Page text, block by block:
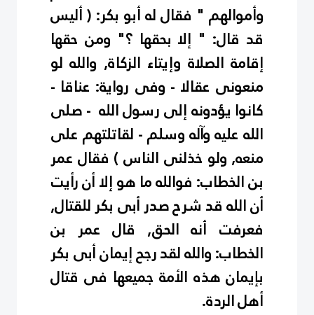
وأموالهم " فقال له أبو بكر: ( أليس
قد قال: " إلا بحقها ؟" ومن حقها
إقامة الصلاة وإيتاء الزكاة, والله لو
منعونى عقالا - وفى رواية: عناقا -
كانوا يؤدونه إلى رسول الله - صلى
الله عليه وآله وسلم - لقاتلتهم على
منعه, ولو خذلنى الناس ) فقال عمر
بن الخطاب: فوالله ما هو إلا أن رأيت
أن الله قد شرح صدر أبى بكر للقتال,
فعرفت أنه الحق, قال عمر بن
الخطاب: والله لقد رجح إيمان أبى بكر
بإيمان هذه الأمة جميعها فى قتال
أهل الردة.